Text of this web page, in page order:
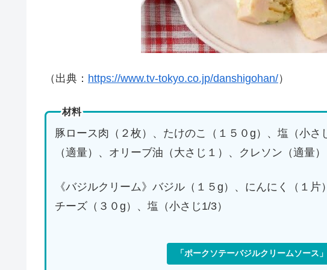
（出典： https://www.tv-tokyo.co.jp/danshigohan/）
材料
豚ロース肉（２枚）、たけのこ（１５０g）、塩（小
（適量）、オリーブ油（大さじ１）、クレソン（適量）
《バジルクリーム》バジル（１５g）、にんにく（１
チーズ（３０g）、塩（小さじ1/3）
「ポークソテーバジルクリームソース